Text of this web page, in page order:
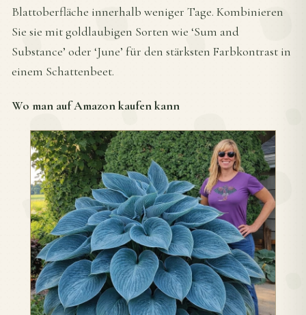
Blattoberfläche innerhalb weniger Tage. Kombinieren
Sie sie mit goldlaubigen Sorten wie ‘Sum and
Substance’ oder ‘June’ für den stärksten Farbkontrast in
einem Schattenbeet.
Wo man auf Amazon kaufen kann